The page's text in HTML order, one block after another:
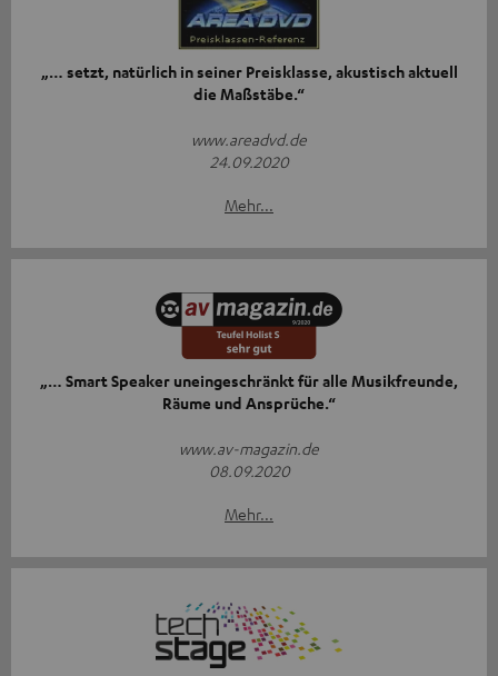
„… setzt, natürlich in seiner Preisklasse, akustisch aktuell
die Maßstäbe.“
www.areadvd.de
24.09.2020
Mehr...
„… Smart Speaker uneingeschränkt für alle Musikfreunde,
Räume und Ansprüche.“
www.av-magazin.de
08.09.2020
Mehr...